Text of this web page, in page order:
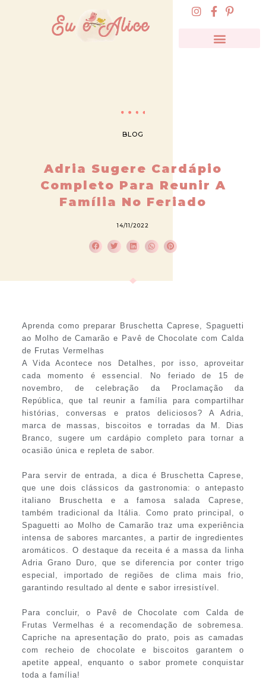
BLOG
Adria Sugere Cardápio
Completo Para Reunir A
Família No Feriado
14/11/2022
Aprenda como preparar Bruschetta Caprese, Spaguetti
ao Molho de Camarão e Pavê de Chocolate com Calda
de Frutas Vermelhas
A Vida Acontece nos Detalhes, por isso, aproveitar
cada momento é essencial. No feriado de 15 de
novembro, de celebração da Proclamação da
República, que tal reunir a família para compartilhar
histórias, conversas e pratos deliciosos? A Adria,
marca de massas, biscoitos e torradas da M. Dias
Branco, sugere um cardápio completo para tornar a
ocasião única e repleta de sabor.
Para servir de entrada, a dica é Bruschetta Caprese,
que une dois clássicos da gastronomia: o antepasto
italiano Bruschetta e a famosa salada Caprese,
também tradicional da Itália. Como prato principal, o
Spaguetti ao Molho de Camarão traz uma experiência
intensa de sabores marcantes, a partir de ingredientes
aromáticos. O destaque da receita é a massa da linha
Adria Grano Duro, que se diferencia por conter trigo
especial, importado de regiões de clima mais frio,
garantindo resultado al dente e sabor irresistível.
Para concluir, o Pavê de Chocolate com Calda de
Frutas Vermelhas é a recomendação de sobremesa.
Capriche na apresentação do prato, pois as camadas
com recheio de chocolate e biscoitos garantem o
apetite appeal, enquanto o sabor promete conquistar
toda a família!